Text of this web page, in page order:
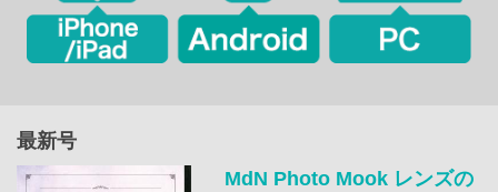
最新号
MdN Photo Mook レンズの